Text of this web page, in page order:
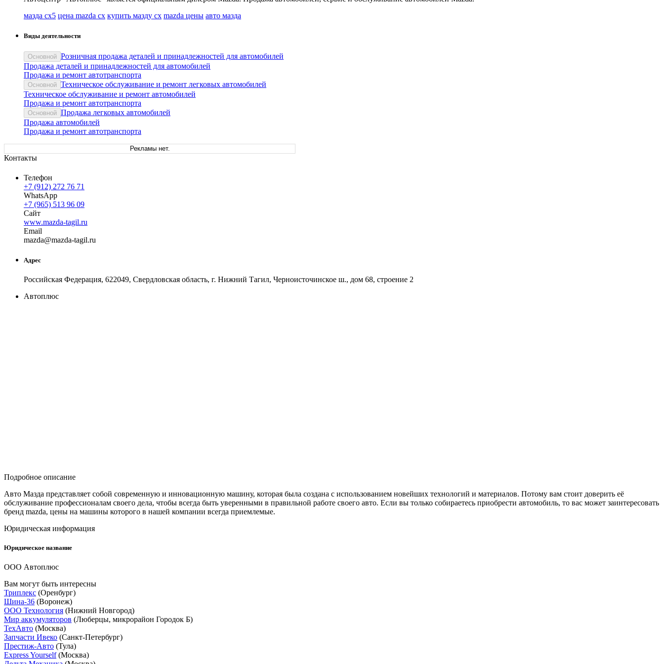
мазда cx5 цена mazda cx купить мазду cx mazda цены авто мазда
Виды деятельности
Основной Розничная продажа деталей и принадлежностей для автомобилей
Продажа деталей и принадлежностей для автомобилей
Продажа и ремонт автотранспорта
Основной Техническое обслуживание и ремонт легковых автомобилей
Техническое обслуживание и ремонт автомобилей
Продажа и ремонт автотранспорта
Основной Продажа легковых автомобилей
Продажа автомобилей
Продажа и ремонт автотранспорта
Рекламы нет.
Контакты
Телефон
+7 (912) 272 76 71
WhatsApp
+7 (965) 513 96 09
Сайт
www.mazda-tagil.ru
Email
mazda@mazda-tagil.ru
Адрес
Российская Федерация, 622049, Свердловская область, г. Нижний Тагил, Черноисточинское ш., дом 68, строение 2
Автоплюс
Подробное описание
Авто Мазда представляет собой современную и инновационную машину, которая была создана с использованием новейших технологий и материалов. Потому вам стоит доверить её
обслуживание профессионалам своего дела, чтобы всегда быть уверенными в правильной работе своего авто. Если вы только собираетесь приобрести автомобиль, то вас может заинтересовать
бренд mazda, цены на машины которого в нашей компании всегда приемлемые.
Юридическая информация
Юридическое название
ООО Автоплюс
Вам могут быть интересны
Триплекс (Оренбург)
Шина-36 (Воронеж)
ООО Технология (Нижний Новгород)
Мир аккумуляторов (Люберцы, микрорайон Городок Б)
ТехАвто (Москва)
Запчасти Ивеко (Санкт-Петербург)
Престиж-Авто (Тула)
Express Yourself(Москва)